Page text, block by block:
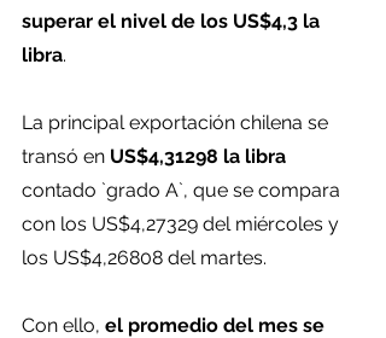
superar el nivel de los US$4,3 la
libra.
La principal exportación chilena se
transó en US$4,31298 la libra
contado `grado A`, que se compara
con los US$4,27329 del miércoles y
los US$4,26808 del martes.
Con ello, el promedio del mes se